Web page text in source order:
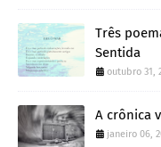
Três
Sentida
outubro 31,
A crônica
janeiro 06,